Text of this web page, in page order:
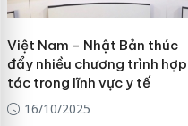
Việt Nam - Nhật Bản thúc
đẩy nhiều chương trình hợp
tác trong lĩnh vực y tế
16/10/2025